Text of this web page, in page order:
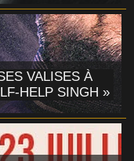
VALISES À
HELP SINGH »